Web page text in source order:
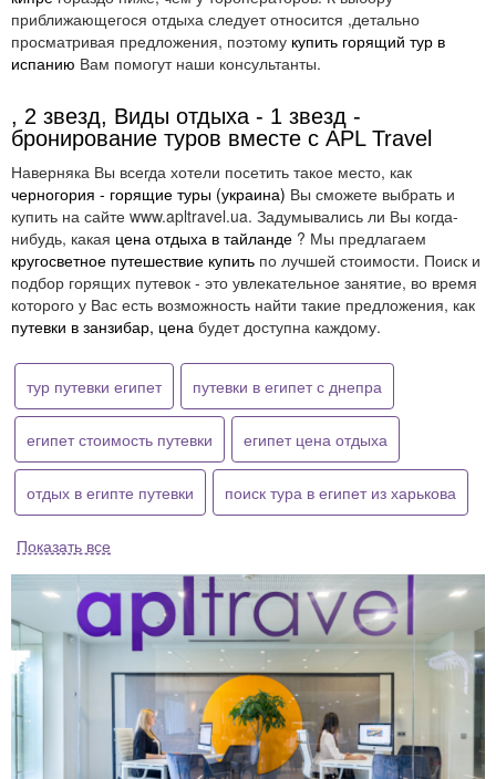
приближающегося отдыха следует относится ,детально
просматривая предложения, поэтому купить горящий тур в
испанию Вам помогут наши консультанты.
, 2 звезд, Виды отдыха - 1 звезд -
бронирование туров вместе с APL Travel
Наверняка Вы всегда хотели посетить такое место, как
черногория - горящие туры (украина) Вы сможете выбрать и
купить на сайте www.apltravel.ua. Задумывались ли Вы когда-
нибудь, какая цена отдыха в тайланде ? Мы предлагаем
кругосветное путешествие купить по лучшей стоимости. Поиск и
подбор горящих путевок - это увлекательное занятие, во время
которого у Вас есть возможность найти такие предложения, как
путевки в занзибар, цена будет доступна каждому.
тур путевки египет путевки в египет с днепра
египет стоимость путевки египет цена отдыха
отдых в египте путевки поиск тура в египет из харькова
Показать все